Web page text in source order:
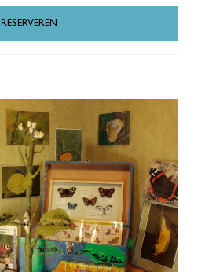
RESERVEREN